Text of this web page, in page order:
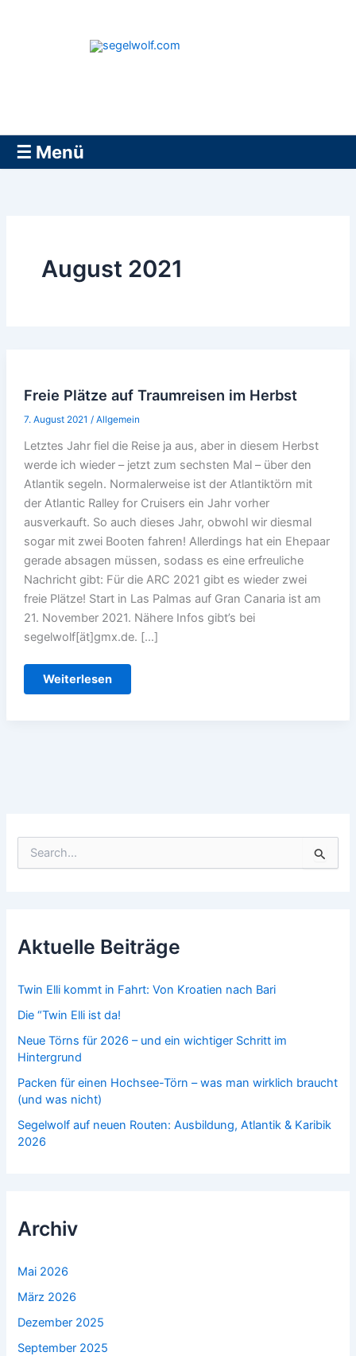
☰ Menü
August 2021
Freie Plätze auf Traumreisen im Herbst
7. August 2021 / Allgemein
Letztes Jahr fiel die Reise ja aus, aber in diesem Herbst
werde ich wieder – jetzt zum sechsten Mal – über den
Atlantik segeln. Normalerweise ist der Atlantiktörn mit
der Atlantic Ralley for Cruisers ein Jahr vorher
ausverkauft. So auch dieses Jahr, obwohl wir diesmal
sogar mit zwei Booten fahren! Allerdings hat ein Ehepaar
gerade absagen müssen, sodass es eine erfreuliche
Nachricht gibt: Für die ARC 2021 gibt es wieder zwei
freie Plätze! Start in Las Palmas auf Gran Canaria ist am
21. November 2021. Nähere Infos gibt’s bei
segelwolf[ät]gmx.de. […]
Freie
Weiterlesen
n
a
h
Aktuelle Beiträge
Twin Elli kommt in Fahrt: Von Kroatien nach Bari
Die “Twin Elli ist da!
Neue Törns für 2026 – und ein wichtiger Schritt im
Hintergrund
Packen für einen Hochsee-Törn – was man wirklich braucht
(und was nicht)
Segelwolf auf neuen Routen: Ausbildung, Atlantik & Karibik
2026
Archiv
Mai 2026
März 2026
Dezember 2025
September 2025